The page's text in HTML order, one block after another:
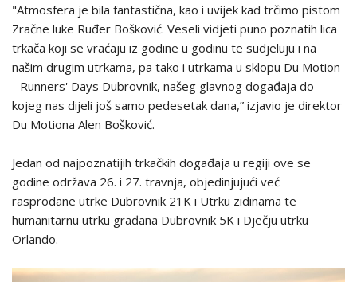
"Atmosfera je bila fantastična, kao i uvijek kad trčimo pistom
Zračne luke Ruđer Bošković. Veseli vidjeti puno poznatih lica
trkača koji se vraćaju iz godine u godinu te sudjeluju i na
našim drugim utrkama, pa tako i utrkama u sklopu Du Motion
- Runners' Days Dubrovnik, našeg glavnog događaja do
kojeg nas dijeli još samo pedesetak dana,” izjavio je direktor
Du Motiona Alen Bošković.
Jedan od najpoznatijih trkačkih događaja u regiji ove se
godine održava 26. i 27. travnja, objedinjujući već
rasprodane utrke Dubrovnik 21K i Utrku zidinama te
humanitarnu utrku građana Dubrovnik 5K i Dječju utrku
Orlando.